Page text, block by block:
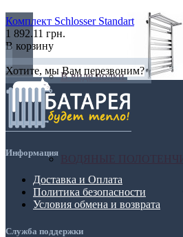
В виде полки
Комплект Schlosser Standart
1 892.11 грн.
В корзину
Хотите, мы Вам перезвоним?
Информация
Доставка и Оплата
Политика безопасности
Условия обмена и возврата
Служба поддержки